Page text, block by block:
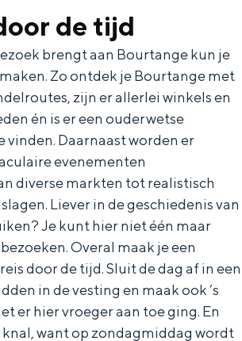
S
e
e
de tijd
brengt aan Bourtange kun je
Zo ontdek je Bourtange met
zijn er allerlei winkels en
én is er een ouderwetse
vinden. Daarnaast worden er
evenementen
diverse markten tot realistisch
Liever in de geschiedenis van
Je kunt hier niet één maar
Overal maak je een
door de tijd. Sluit de dag af in een
in de vesting en maak ook ’s
er hier vroeger aan toe ging. En
knal, want op zondagmiddag wordt